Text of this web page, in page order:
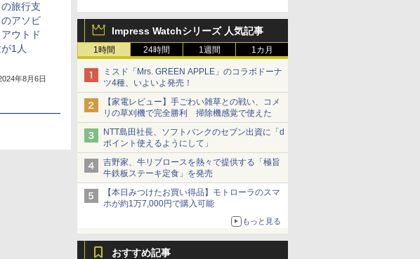
Impress Watchシリーズ 人気記事
1時間 24時間 1週間 1カ月
ミスド「Mrs. GREEN APPLE」のコラボドーナ
ツ4種、いよいよ発売！
【家電レビュー】手ごわい雑草との戦い、コメ
リの草刈機で完全勝利 掃除機感覚で使えた
NTT島田社長、ソフトバンクのセブン出資に「d
ポイント使えるようにして」
吉野家、牛リブロースを熱々で提供する「極旨
牛鉄板ステーキ定食」を発売
【本日みつけたお買い得品】モトローラのスマ
ホが約1万7,000円で購入可能
もっと見る
おすすめ記事
旅行支
アソビ
ウトド
1人
年8月6日